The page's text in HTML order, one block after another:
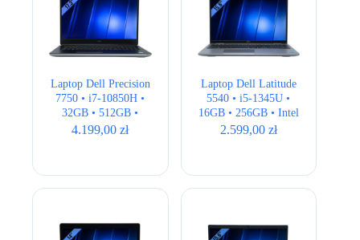
Laptop Dell Precision
7750 • i7-10850H •
32GB • 512GB •
Quadro RTX 3000
4.199,00zł
Laptop Dell Latitude
5540 • i5-1345U •
16GB • 256GB • Intel
UHD • 15,6″ Full HD
2.599,00 zł